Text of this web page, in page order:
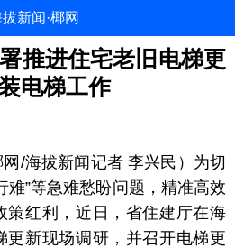
新闻·椰网
推进住宅老旧电梯更
电梯工作
网/海拔新闻记者 李兴民）为切
难”等急难愁盼问题，精准高效
策红利，近日，省住建厅在海
更新现场调研，并召开电梯更